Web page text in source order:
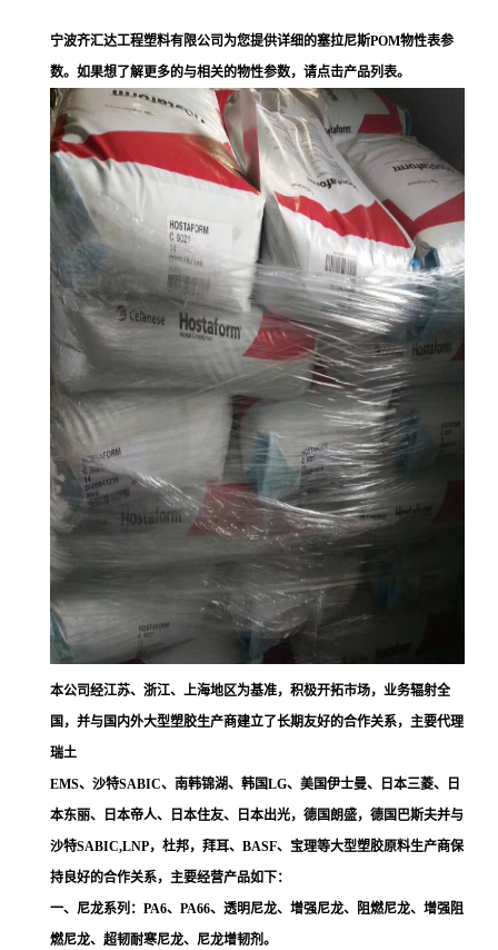
宁波齐汇达工程塑料有限公司为您提供详细的塞拉尼斯POM物性表参
数。如果想了解更多的与相关的物性参数，请点击产品列表。
本公司经江苏、浙江、上海地区为基准，积极开拓市场，业务辐射全
国，并与国内外大型塑胶生产商建立了长期友好的合作关系，主要代理
瑞土
EMS、沙特SABIC、南韩锦湖、韩国LG、美国伊士曼、日本三菱、日
本东丽、日本帝人、日本住友、日本出光，德国朗盛，德国巴斯夫并与
沙特SABIC,LNP，杜邦，拜耳、BASF、宝理等大型塑胶原料生产商保
持良好的合作关系，主要经营产品如下：
一、尼龙系列：PA6、PA66、透明尼龙、增强尼龙、阻燃尼龙、增强阻
燃尼龙、超韧耐寒尼龙、尼龙增韧剂。